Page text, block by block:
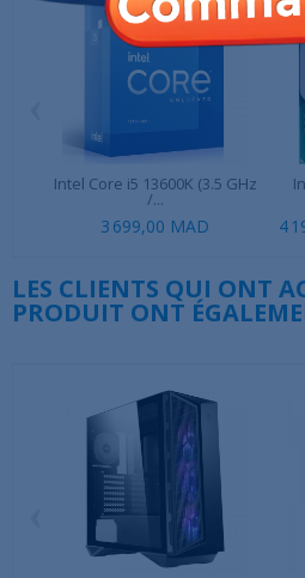
Intel Core i5 13600K (3.5 GHz
/...
3 699,00 MAD 4
LES CLIENTS QUI ONT
PRODUIT ONT